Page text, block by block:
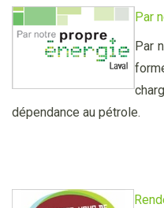
Par
Par
dépendance au pétrole.